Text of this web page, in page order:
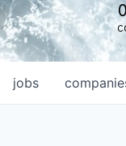
jobs